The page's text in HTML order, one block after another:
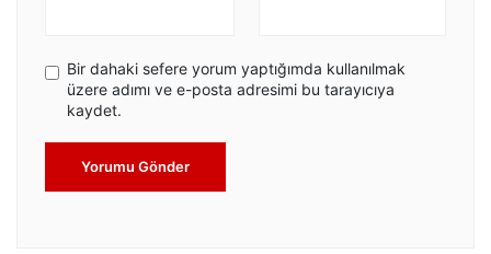
Bir dahaki sefere yorum yaptığımda kullanılmak
üzere adımı ve e-posta adresimi bu tarayıcıya
kaydet.
Yorumu Gönder